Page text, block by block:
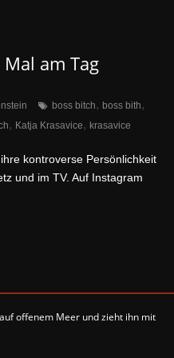
am Tag
boss bitch, boss bith,
, Katja Krasavice, krasavice
kontroverse Persönlichkeit
und im TV. Auf Instagram
offenem Meer und zieht ihn mit